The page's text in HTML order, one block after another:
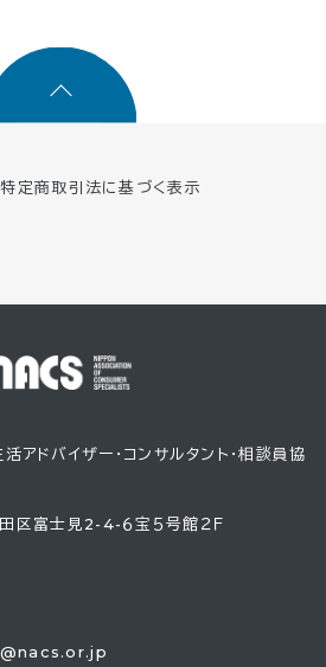
ドバイザー・コンサルタント・相談員協
区富士見2-4-６宝５号館２Ｆ
特定商取引法に基づく表示